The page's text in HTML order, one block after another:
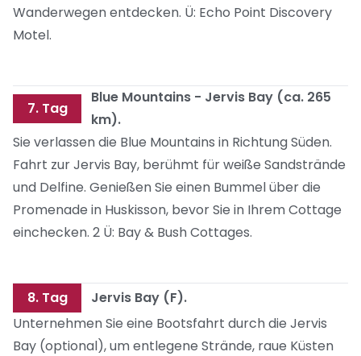
Wanderwegen entdecken. Ü: Echo Point Discovery
Motel.
7. Tag
Blue Mountains - Jervis Bay (ca. 265
km).
Sie verlassen die Blue Mountains in Richtung Süden.
Fahrt zur Jervis Bay, berühmt für weiße Sandstrände
und Delfine. Genießen Sie einen Bummel über die
Promenade in Huskisson, bevor Sie in Ihrem Cottage
einchecken. 2 Ü: Bay & Bush Cottages.
8. Tag
Jervis Bay (F).
Unternehmen Sie eine Bootsfahrt durch die Jervis
Bay (optional), um entlegene Strände, raue Küsten